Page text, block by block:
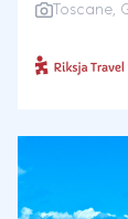
De ene
zwembad
Toscane,